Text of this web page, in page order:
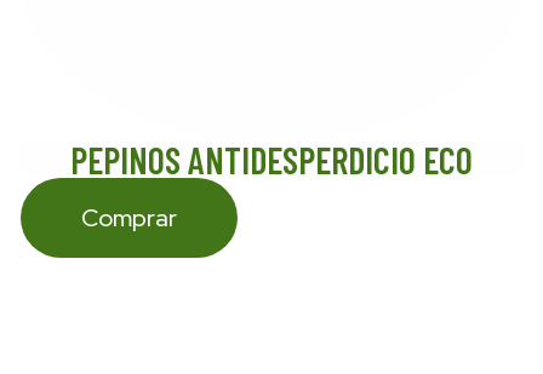
PEPINOS ANTIDESPERDICIO ECO
Comprar